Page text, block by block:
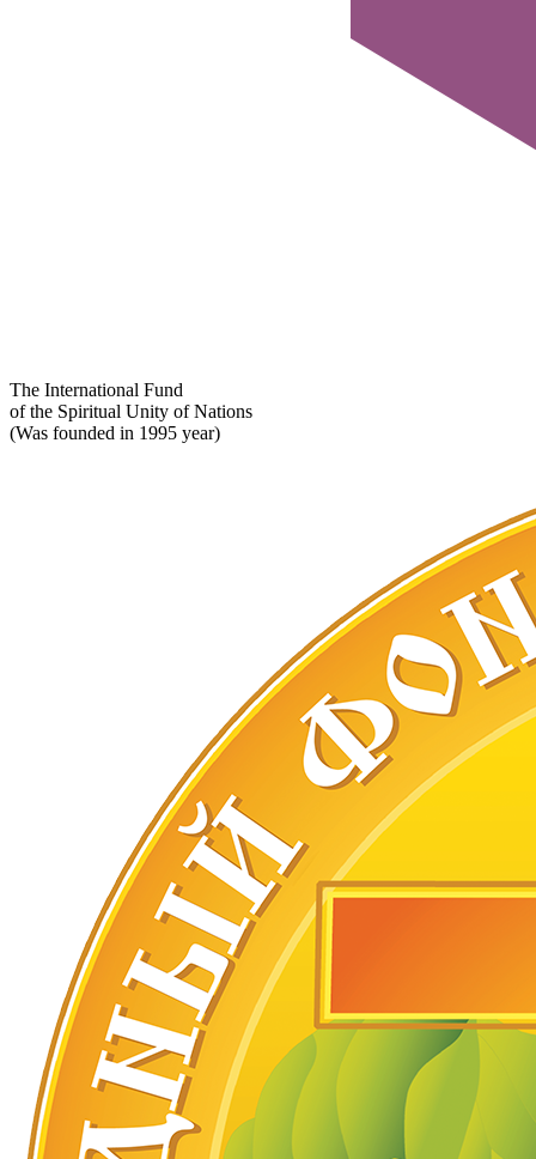
The International Fund
of the Spiritual Unity of Nations
(Was founded in 1995 year)